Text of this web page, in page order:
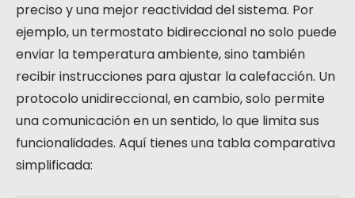
preciso y una mejor reactividad del sistema. Por
ejemplo, un termostato bidireccional no solo puede
enviar la temperatura ambiente, sino también
recibir instrucciones para ajustar la calefacción. Un
protocolo unidireccional, en cambio, solo permite
una comunicación en un sentido, lo que limita sus
funcionalidades. Aquí tienes una tabla comparativa
simplificada: